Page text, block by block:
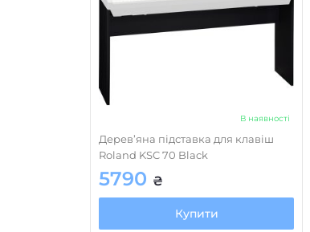
В наявності
Дерев’яна підставка для клавіш
Roland KSC 70 Black
5790 ₴
Купити